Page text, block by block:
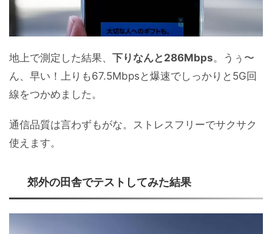
地上で測定した結果、 下りなんと286Mbps。うぅ〜
ん、早い！上りも67.5Mbpsと爆速でしっかりと5G回
線をつかめました。
通信品質は言わずもがな。ストレスフリーでサクサク
使えます。
郊外の田舎でテストしてみた結果